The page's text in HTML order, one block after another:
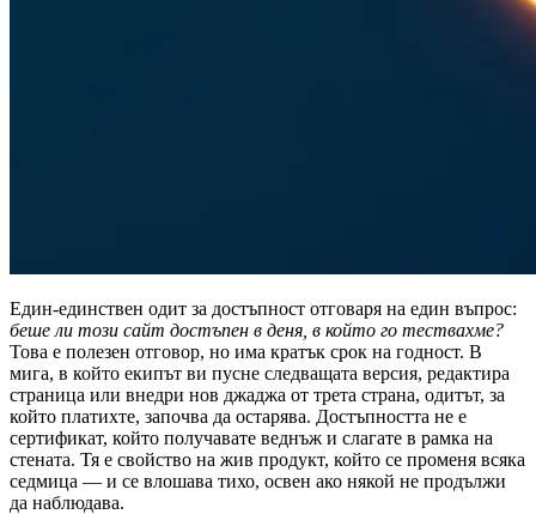
Един-единствен одит за достъпност отговаря на един въпрос:
беше ли този сайт достъпен в деня, в който го тествахме?
Това е полезен отговор, но има кратък срок на годност. В
мига, в който екипът ви пусне следващата версия, редактира
страница или внедри нов джаджа от трета страна, одитът, за
който платихте, започва да остарява. Достъпността не е
сертификат, който получавате веднъж и слагате в рамка на
стената. Тя е свойство на жив продукт, който се променя всяка
седмица — и се влошава тихо, освен ако някой не продължи
да наблюдава.